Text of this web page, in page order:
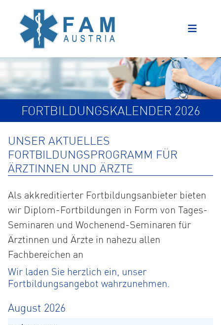
FORTBILDUNGSKALENDER 2026
UNSER AKTUELLES
FORTBILDUNGSPROGRAMM FÜR
ÄRZTINNEN UND ÄRZTE
Als akkreditierter Fortbildungsanbieter bieten
wir Diplom-Fortbildungen in Form von Tages-
Seminaren und Wochenend-Seminaren für
Ärztinnen und Ärzte in nahezu allen
Fachbereichen an
Wir laden Sie herzlich ein, unser
Fortbildungsangebot wahrzunehmen.
August 2026